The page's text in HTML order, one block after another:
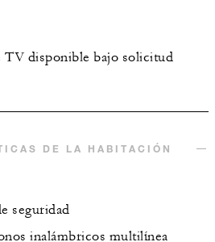
TV disponible bajo solicitud
DE LA HABITACIÓN
seguridad
inalámbricos multilínea